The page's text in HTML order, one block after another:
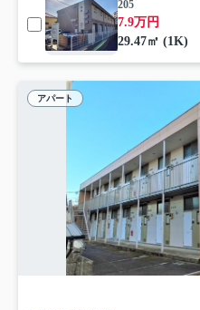
205
7.9万円
29.47㎡ (1K)
アパート